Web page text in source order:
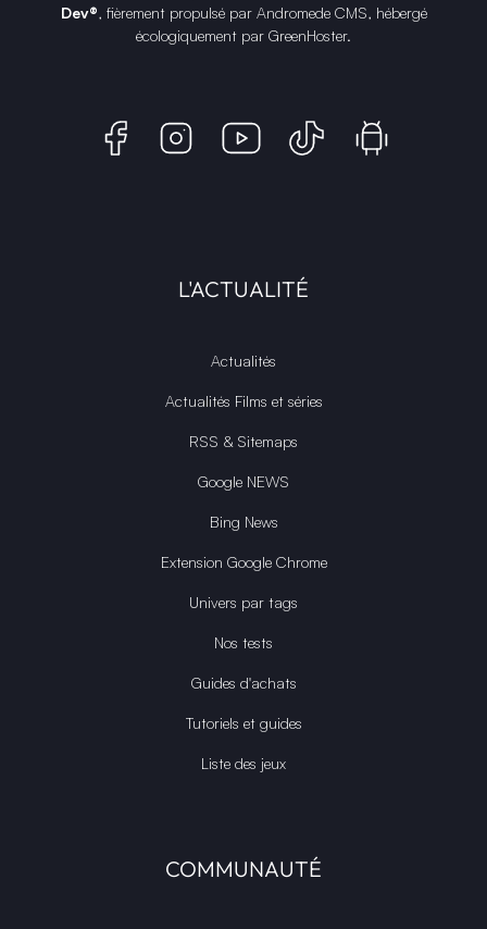
Dev®, fièrement propulsé par Andromede CMS, hébergé
écologiquement par GreenHoster.
L'ACTUALITÉ
Actualités
Actualités Films et séries
RSS & Sitemaps
Google NEWS
Bing News
Extension Google Chrome
Univers par tags
Nos tests
Guides d'achats
Tutoriels et guides
Liste des jeux
COMMUNAUTÉ